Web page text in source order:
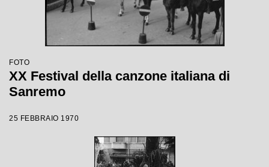
FOTO
XX Festival della canzone italiana di
Sanremo
25 FEBBRAIO 1970